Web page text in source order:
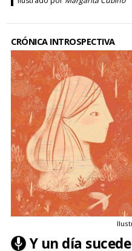
CRÓNICA INTROSPECTIVA
Y un día sucede